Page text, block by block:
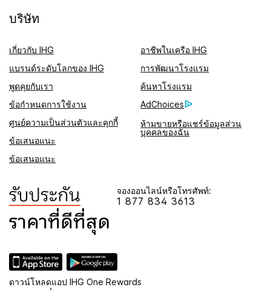
บริษัท
เกี่ยวกับ IHG
อาชีพในเครือ IHG
แบรนด์ระดับโลกของ IHG
การพัฒนาโรงแรม
พูดคุยกับเรา
ค้นหาโรงแรม
ข้อกำหนดการใช้งาน
AdChoices
ศูนย์ความเป็นส่วนตัวและคุกกี้
ห้ามขายหรือแชร์ข้อมูลส่วน
บุคคลของฉัน
ข้อเสนอแนะ
ข้อเสนอแนะ
จองออนไลน์หรือโทรศัพท์:
1 877 834 3613
ดาวน์โหลดแอป IHG One Rewards